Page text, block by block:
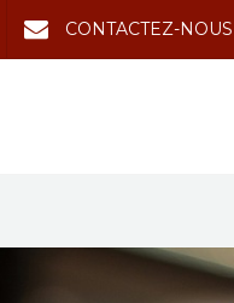
CONTACTEZ-NOUS